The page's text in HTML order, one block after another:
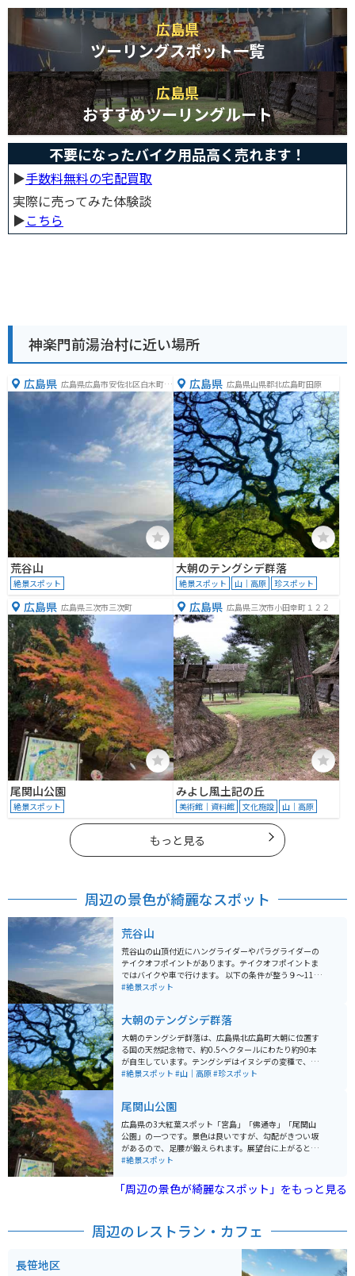
広島県
ツーリングスポット一覧
広島県
おすすめツーリングルート
不要になったバイク用品高く売れます！
▶︎手数料無料の宅配買取
実際に売ってみた体験談
▶︎こちら
神楽門前湯治村に近い場所
広島県 広島県広島市安佐北区白木町井
荒谷山
絶景スポット
広島県 広島県山県郡北広島町田原
大朝のテングシデ群落
絶景スポット 山｜高原 珍スポット
広島県 広島県三次市三次町
尾関山公園
絶景スポット
広島県 広島県三次市小田幸町１２２
みよし風土記の丘
美術館｜資料館 文化施設 山｜高原
もっと見る
周辺の景色が綺麗なスポット
荒谷山
荒谷山の山頂付近にハングライダーやパラグライダーの
テイクオフポイントがあります。テイクオフポイントま
ではバイクや車で行けます。 以下の条件が整う９〜11月
の明け方8時までに雲海を観ることができます。 「湿度
が弱いこと」
#絶景スポット
大朝のテングシデ群落
大朝のテングシデ群落は、広島県北広島町大朝に位置す
る国の天然記念物で、約0.5ヘクタールにわたり約90本
が自生しています。テングシデはイヌシデの変種で、幹
や枝が曲がりくねり、枝先が垂れ下がる独特の形状を持
に登れば天狗に投げられる」という伝承もあり、地域住
民によって長年保護されています。
#絶景スポット #山｜高原#珍スポット
尾関山公園
広島県の3大紅葉スポット「宮島」「佛通寺」「尾関山
公園」の一つです。景色は良いですが、勾配がきつい坂
があるので、足腰が鍛えられます。展望台に上がると三
次の市街地が見下ろせ、真ん中の広場やひと段降りたと
#絶景スポット
「周辺の景色が綺麗なスポット」をもっと見る
周辺のレストラン・カフェ
長笹地区